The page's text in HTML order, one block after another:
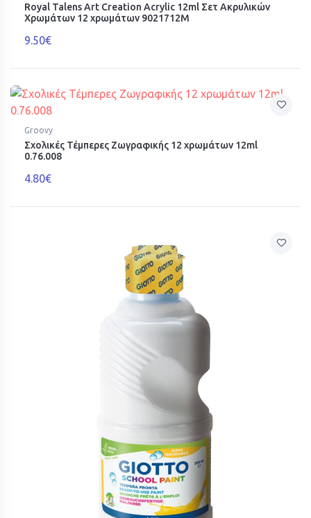
Royal Talens Art Creation Acrylic 12ml Σετ Ακρυλικών
Χρωμάτων 12 χρωμάτων 9021712M
9.50€
Groovy
Σχολικές Τέμπερες Ζωγραφικής 12 χρωμάτων 12ml
0.76.008
4.80€